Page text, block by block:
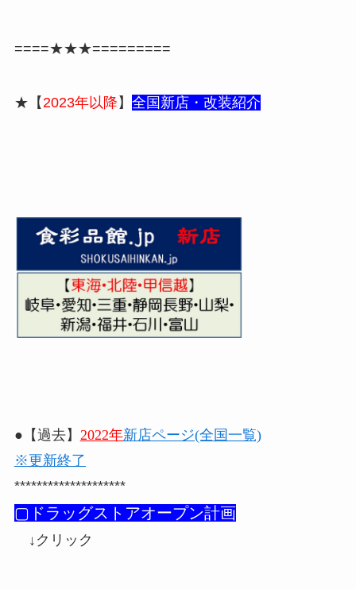
====★★★=========
★【 2023年以降 】 全国新店・改装紹介
●【過去】 2022年新店ページ(全国一覧)
※更新終了
********************
▢ドラッグストアオープン計画
↓クリック